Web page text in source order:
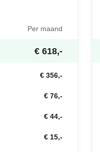
Per maand
€ 618,-
€ 356,-
€ 76,-
€ 44,-
€ 15,-